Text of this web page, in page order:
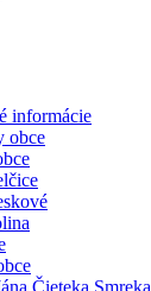
informácie
obce
Čieteka Smreka